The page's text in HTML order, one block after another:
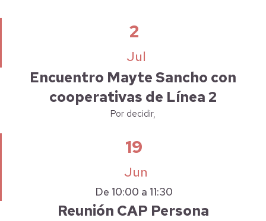
2
Jul
Encuentro Mayte Sancho con
cooperativas de Línea 2
Por decidir,
19
Jun
De 10:00 a 11:30
Reunión CAP Persona